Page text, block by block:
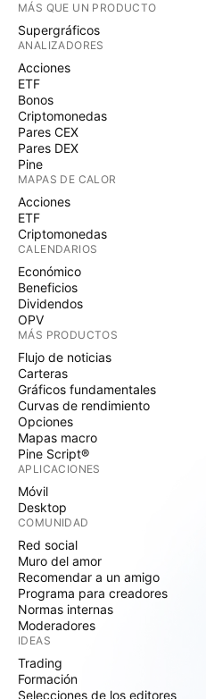
MÁS QUE UN PRODUCTO
Supergráficos
ANALIZADORES
Acciones
ETF
Bonos
Criptomonedas
Pares CEX
Pares DEX
Pine
MAPAS DE CALOR
Acciones
ETF
Criptomonedas
CALENDARIOS
Económico
Beneficios
Dividendos
OPV
MÁS PRODUCTOS
Flujo de noticias
Carteras
Gráficos fundamentales
Curvas de rendimiento
Opciones
Mapas macro
Pine Script®
APLICACIONES
Móvil
Desktop
COMUNIDAD
Red social
Muro del amor
Recomendar a un amigo
Programa para creadores
Normas internas
Moderadores
IDEAS
Trading
Formación
Selecciones de los editores